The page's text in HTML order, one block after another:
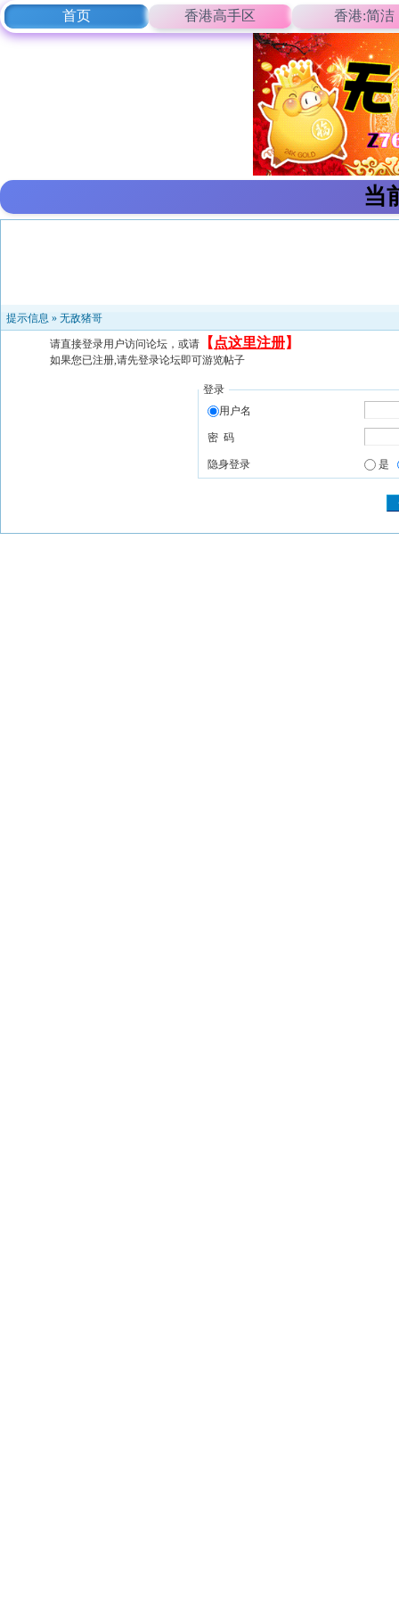
首页 香港高手区 香港:简洁
当
提示信息 » 无敌猪哥
请直接登录用户访问论坛，或请 【 点这里注册】
如果您已注册,请先登录论坛即可游览帖子
登录
用户名
密 码
隐身登录 是